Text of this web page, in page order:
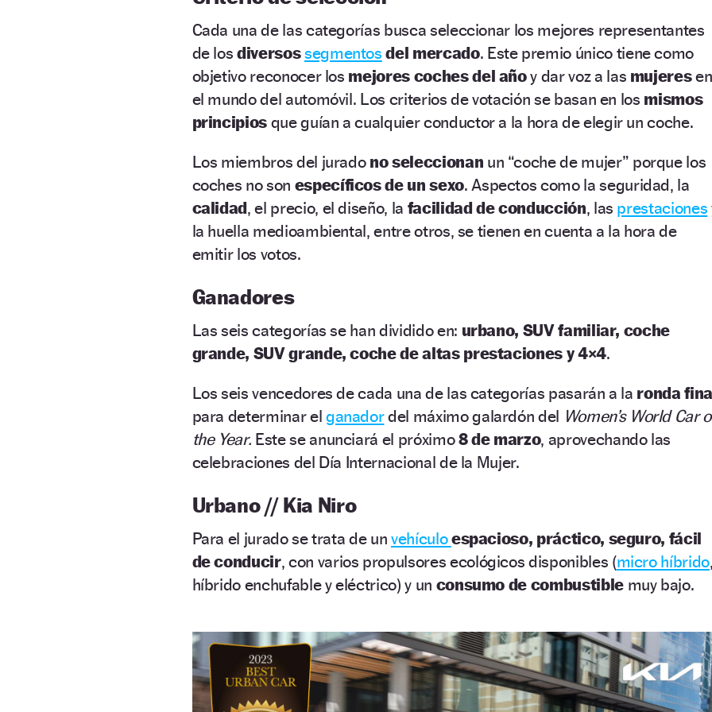
Cada una de las categorías busca seleccionar los mejores representantes
de losdiversossegmentos del mercado. Este premio único tiene como
objetivo reconocer los mejores coches del añoy dar voz a las mujeresen
el mundo del automóvil. Los criterios de votación se basan en los mismos
principios que guían a cualquier conductor a la hora de elegir un coche.
Los miembros del jurado no seleccionan un “coche de mujer” porque los
coches no son específicos de un sexo. Aspectos como la seguridad, la
calidad, el precio, el diseño, la facilidad de conducción, las prestaciones
la huella medioambiental, entre otros, se tienen en cuenta a la hora de
emitir los votos.
Ganadores
Las seis categorías se han dividido en: urbano, SUV familiar, coche
grande, SUV grande, coche de altas prestaciones y 4×4.
Los seis vencedores de cada una de las categorías pasarán a la ronda
para determinar el ganadordel máximo galardón del Women’s World Car
the Year. Este se anunciará el próximo8 de marzo, aprovechando las
celebraciones del Día Internacional de la Mujer.
Urbano // Kia Niro
Para el jurado se trata de un vehículoespacioso, práctico, seguro, fácil
de conducir, con varios propulsores ecológicos disponibles (micro híbrido
híbrido enchufable y eléctrico) y un consumo de combustiblemuy bajo.